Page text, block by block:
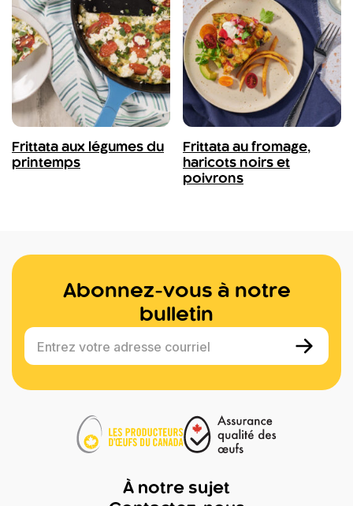
Frittata aux légumes du
printemps
Frittata au fromage,
haricots noirs et
poivrons
Abonnez-vous à notre
bulletin
Entrez votre adresse courriel
À notre sujet